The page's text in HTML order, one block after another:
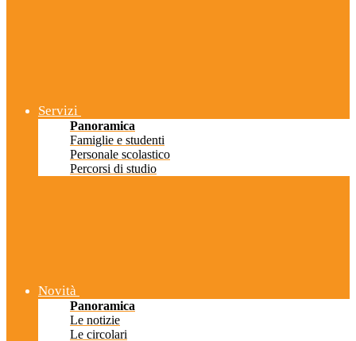
Servizi
Panoramica
Famiglie e studenti
Personale scolastico
Percorsi di studio
Novità
Panoramica
Le notizie
Le circolari